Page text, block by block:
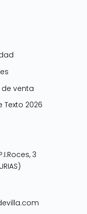
venta
2026
3